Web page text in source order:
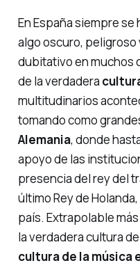
En España siempre se
algo oscuro, peligroso
dubitativo en muchos
de la verdadera
multitudinarios
tomando como
Alemania, donde
apoyo de las
presencia delrey del
último Rey de
país. Extrapolable
la verdadera cultura
cultura de la música